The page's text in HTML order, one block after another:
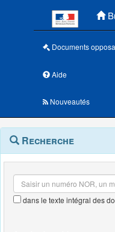
Documents
Aide
Nouveautés
Navigation
outils
Menu
contextuel
Recherche
dans le texte intégral des